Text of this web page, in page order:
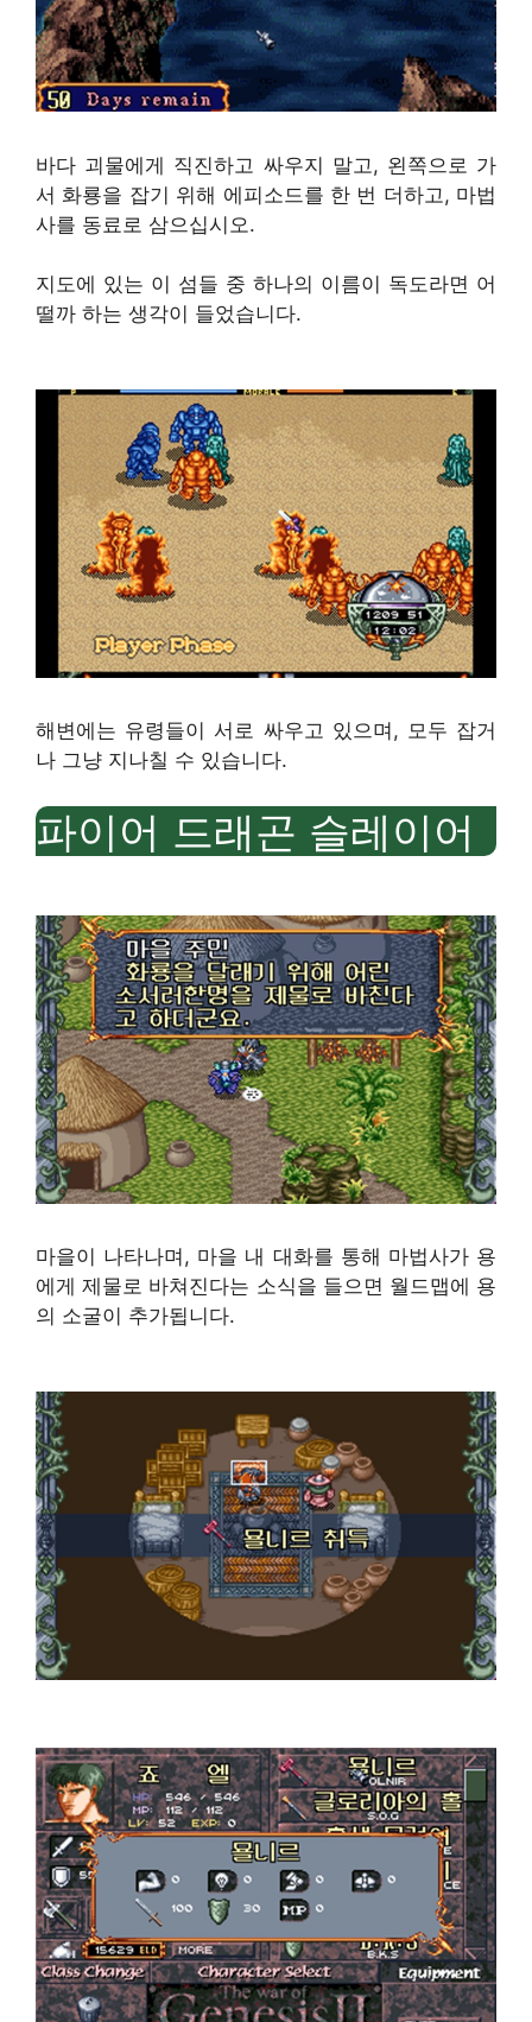
바다 괴물에게 직진하고 싸우지 말고, 왼쪽으로 가
서 화룡을 잡기 위해 에피소드를 한 번 더하고, 마법
사를 동료로 삼으십시오.
지도에 있는 이 섬들 중 하나의 이름이 독도라면 어
떨까 하는 생각이 들었습니다.
해변에는 유령들이 서로 싸우고 있으며, 모두 잡거
나 그냥 지나칠 수 있습니다.
파이어 드래곤 슬레이어
마을이 나타나며, 마을 내 대화를 통해 마법사가 용
에게 제물로 바쳐진다는 소식을 들으면 월드맵에 용
의 소굴이 추가됩니다.